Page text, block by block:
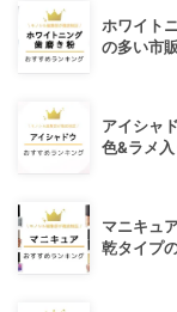
ホワイト
の多い市
アイシャ
色&ラメ入
マニキュ
乾タイプ